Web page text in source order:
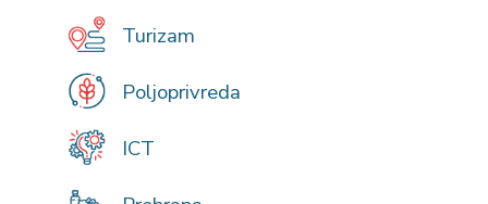
Turizam
Poljoprivreda
ICT